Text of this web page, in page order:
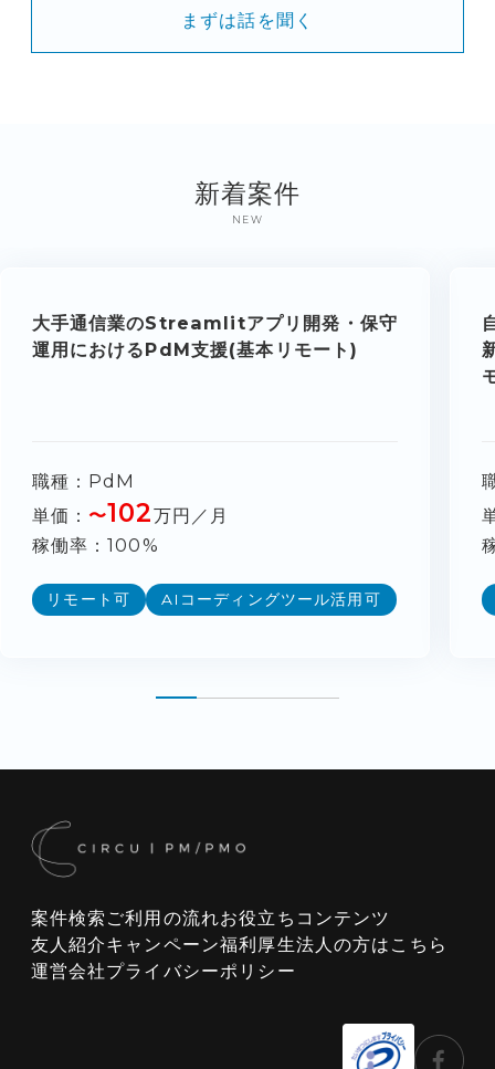
まずは話を聞く
新着案件
NEW
大手通信業のStreamlitアプリ開発・保守
運用におけるPdM支援(基本リモート)
職種
PdM
単価
〜102万円／月
稼働率
100%
リモート可 AIコーディングツール活用可
案件検索 ご利用の流れお役立ちコンテンツ
友人紹介キャンペーン福利厚生法人の方はこちら
運営会社プライバシーポリシー